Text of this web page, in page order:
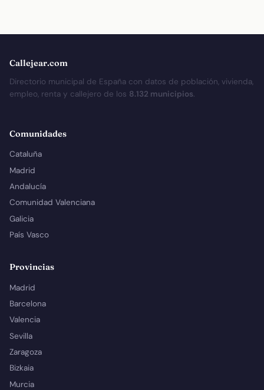
Callejear.com
Directorio municipal de España con datos de población, vivienda,
empleo, renta y callejero de los 8.132 municipios.
Comunidades
Cataluña
Madrid
Andalucía
Comunidad Valenciana
Galicia
País Vasco
Provincias
Madrid
Barcelona
Valencia
Sevilla
Zaragoza
Bizkaia
Murcia